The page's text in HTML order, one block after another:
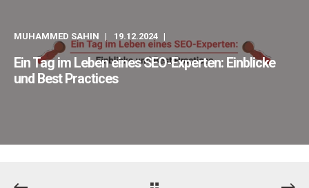
MUHAMMED SAHIN 19.12.2024
Ein Tag im Leben eines SEO-Experten: Einblicke
und Best Practices